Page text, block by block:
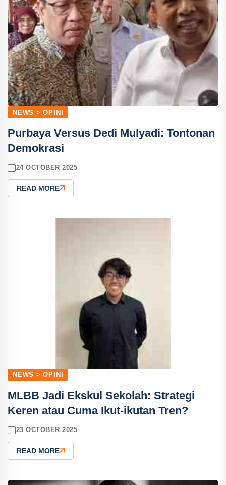
NEWS > OPINI
Purbaya Versus Dedi Mulyadi: ‎Tontonan
Demokrasi
24 OCTOBER 2025
READ MORE
NEWS > OPINI
MLBB Jadi Ekskul Sekolah: Strategi
Keren atau Cuma Ikut-ikutan Tren?
23 OCTOBER 2025
READ MORE